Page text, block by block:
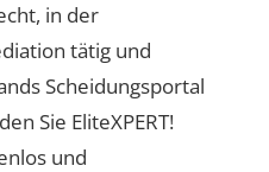
in der
tätig und
Scheidungsportal
Sie EliteXPERT!
und